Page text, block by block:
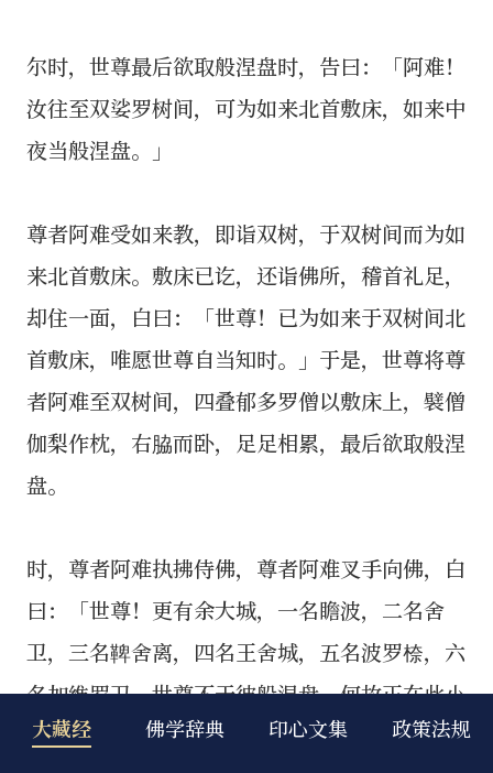
大藏经 佛学辞典 印心文集 政策法规